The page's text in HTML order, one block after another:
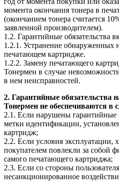
момента окончания тонера в
(окончанием тонера считается
заявленной производителем).
1.2. Гарантийные обязательства
1.2.1. Устранение обнаруженных
печатающем картридже.
1.2.2. Замену печатающего
Тонермен в случае
в нем неисправностей.
2. Гарантийные обязательства
Тонермен не обеспечиваются в
2.1. Если нарушены
метки идентификации,
картридж;
2.2. Если условия эксплуатации,
покупателем повлекли за собой
самого печатающего картриджа;
2.3. Если со стороны
несанкционированное